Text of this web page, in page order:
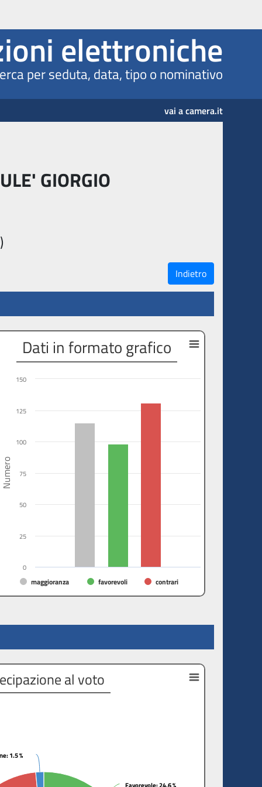
elettroniche
per seduta, data, tipo o nominativo
vai a camera.it
GIORGIO
Indietro
Numero
maggioranza favorevoli contrari
0
25
50
75
100
125
150
Dati in formato grafico
: 1.5 %
: 1.5 %
al voto